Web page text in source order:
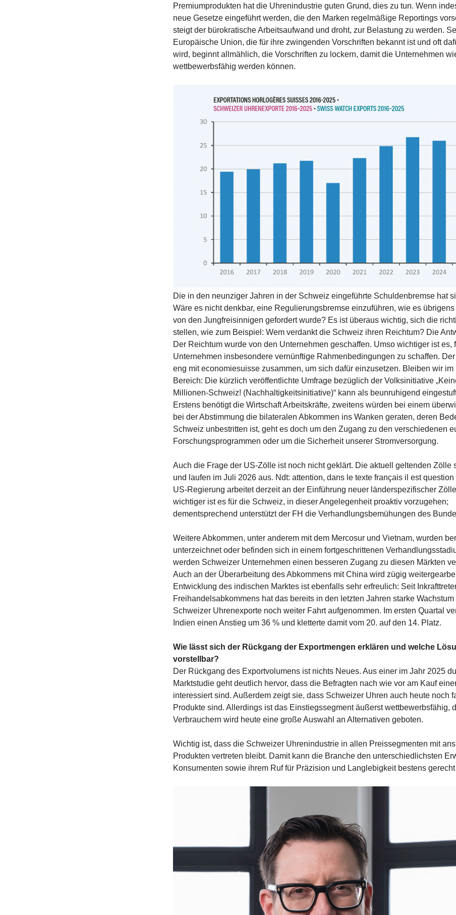
Premiumprodukten hat die Uhrenindustrie guten Grund, dies zu tun. Wenn
neue Gesetze eingeführt werden, die den Marken regelmäßige Reportings
steigt der bürokratische Arbeitsaufwand und droht, zur Belastung zu werden.
Europäische Union, die für ihre zwingenden Vorschriften bekannt ist und oft
wird, beginnt allmählich, die Vorschriften zu lockern, damit die Unternehmen
wettbewerbsfähig werden können.
Die in den neunziger Jahren in der Schweiz eingeführte Schuldenbremse hat
Wäre es nicht denkbar, eine Regulierungsbremse einzuführen, wie es
von den Jungfreisinnigen gefordert wurde? Es ist überaus wichtig, sich die
stellen, wie zum Beispiel: Wem verdankt die Schweiz ihren Reichtum? Die
Der Reichtum wurde von den Unternehmen geschaffen. Umso wichtiger ist es,
Unternehmen insbesondere vernünftige Rahmenbedingungen zu schaffen.
eng mit economiesuisse zusammen, um sich dafür einzusetzen. Bleiben wir im
Bereich: Die kürzlich veröffentlichte Umfrage bezüglich der Volksinitiative
Millionen-Schweiz! (Nachhaltigkeitsinitiative)“ kann als beunruhigend
Erstens benötigt die Wirtschaft Arbeitskräfte, zweitens würden bei einem
bei der Abstimmung die bilateralen Abkommen ins Wanken geraten, deren
Schweiz unbestritten ist, geht es doch um den Zugang zu den verschiedenen
Forschungsprogrammen oder um die Sicherheit unserer Stromversorgung.
Auch die Frage der US-Zölle ist noch nicht geklärt. Die aktuell geltenden Zölle
und laufen im Juli 2026 aus. Ndt: attention, dans le texte français il est
US-Regierung arbeitet derzeit an der Einführung neuer länderspezifischer
wichtiger ist es für die Schweiz, in dieser Angelegenheit proaktiv vorzugehen;
dementsprechend unterstützt der FH die Verhandlungsbemühungen des
Weitere Abkommen, unter anderem mit dem Mercosur und Vietnam, wurden
unterzeichnet oder befinden sich in einem fortgeschrittenen
werden Schweizer Unternehmen einen besseren Zugang zu diesen Märkten
Auch an der Überarbeitung des Abkommens mit China wird zügig
Entwicklung des indischen Marktes ist ebenfalls sehr erfreulich: Seit
Freihandelsabkommens hat das bereits in den letzten Jahren starke Wachstum
Schweizer Uhrenexporte noch weiter Fahrt aufgenommen. Im ersten Quartal
Indien einen Anstieg um 36 % und kletterte damit vom 20. auf den 14. Platz.
Wie lässt sich der Rückgang der Exportmengen erklären und welche
vorstellbar?
Der Rückgang des Exportvolumens ist nichts Neues. Aus einer im Jahr 2025
Marktstudie geht deutlich hervor, dass die Befragten nach wie vor am Kauf
interessiert sind. Außerdem zeigt sie, dass Schweizer Uhren auch heute noch
Produkte sind. Allerdings ist das Einstiegssegment äußerst wettbewerbsfähig,
Verbrauchern wird heute eine große Auswahl an Alternativen geboten.
Wichtig ist, dass die Schweizer Uhrenindustrie in allen Preissegmenten mit
Produkten vertreten bleibt. Damit kann die Branche den unterschiedlichsten
Konsumenten sowie ihrem Ruf für Präzision und Langlebigkeit bestens